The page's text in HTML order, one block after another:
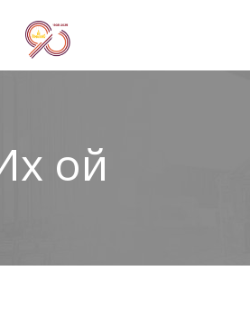
ой